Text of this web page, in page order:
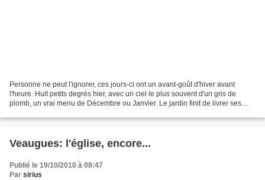
Personne ne peut l'ignorer, ces jours-ci ont un avant-goût d'hiver avant
l'heure. Huit petits degrés hier, avec un ciel le plus souvent d'un gris de
plomb, un vrai menu de Décembre ou Janvier. Le jardin finit de livrer ses
Veaugues: l'église, encore...
Publié le 19/10/2010 à 08:47
Par sirius